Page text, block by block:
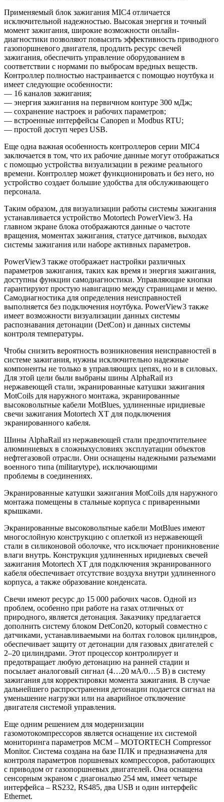
Применяемый блок зажигания MIC4 отличается
исключительной надежностью. Высокая энергия и точный
момент зажигания, широкие возможности онлайн-
диагностики позволяют повысить эффективность приводного
газопоршневого двигателя, продлить ресурс свечей
зажигания, обеспечить управление оборудованием в
соответствии с нормами по выбросам вредных веществ.
Контроллер полностью настраивается с помощью ноутбука и
имеет следующие особенности:
— 16 каналов зажигания;
— энергия зажигания на первичном контуре 300 мДж;
— сохранение настроек и рабочих параметров;
— встроенные интерфейсы Canopen и Modbus RTU;
— простой доступ через USB.
Еще одна важная особенность контроллеров серии MIC4
заключается в том, что их рабочие данные могут отображаться
с помощью устройства визуализации в режиме реального
времени. Контроллер может функционировать и без него, но
устройство создает большие удобства для обслуживающего
персонала.
Таким образом, для визуализации работы системы зажигания
устанавливается устройство Motortech PowerView3. На
главном экране блока отображаются данные о частоте
вращения, моментах зажигания, статусе датчиков, выходах
системы зажигания или наборе активных параметров.
PowerView3 также отображает настройки различных
параметров зажигания, таких как время и энергия зажигания,
доступны функции самодиагностики. Управляющие кнопки
гарантируют простую навигацию между страницами и меню.
Самодиагностика для определения неисправностей
выполняется без подключения ноутбука. PowerView3 также
имеет возможности визуализации данных системы
распознавания детонации (DetCon) и данных системы
контроля температуры.
Чтобы снизить вероятность возникновения неисправностей в
системе зажигания, нужны исключительно надежные
компоненты не только в управляющих цепях, но и в силовых.
Для этой цели были выбраны шины AlphaRail из
нержавеющей стали, экранированные катушки зажигания
MotCoils для наружного монтажа, экранированные
высоковольтные кабели MotBlues, удлиненные иридиевые
свечи зажигания Motоrtech XT для подключения
экранированного кабеля.
Шины AlphaRail из нержавеющей стали предпочтительнее
алюминиевых в сложныхусловиях эксплуатации объектов
нефтегазовой отрасли. Они оснащены надежными разъемами
военного типа (militarytype), исключающими
проблемы в соединениях.
Экранированные катушки зажигания MotCoils для наружного
монтажа помещены в стальные корпуса с приваренными
крышками.
Экранированные высоковольтные кабели MotBlues имеют
многослойную конструкцию с оплеткой из нержавеющей
стали в силиконовой оболочке, что исключает проникновение
влаги внутрь. Конструкция удлиненных иридиевых свечей
зажигания Motоrtech XT для подключения экранированного
кабеля обеспечивает отсутствие воздуха внутри удлиненного
корпуса, а также образование конденсата.
Свечи имеют ресурс до 15 000 рабочих часов. Одной из
проблем, особенно при работе на газах отличных от
природного, является детонация. Заказчику предлагается
дополнить систему блоком DetCon20, который совместно с
датчиками, устанавливаемыми на болтах головок цилиндров,
обеспечивает защиту от детонации для газовых двигателей с
2–20 цилиндрами. Этот процессор контролирует и
предотвращает любую детонацию на ранней стадии и
посылает аналоговый сигнал (4…20 мА/0…5 В) в систему
зажигания для корректировки момента зажигания. В случае
дальнейшего распространения детонации подается сигнал на
уменьшение нагрузки или на аварийное отключение
двигателя системой управления.
Еще одним решением для модернизации
газомотокомпрессоров является оснащение их системой
мониторинга параметров MCM – MOTORTECH Compressor
Monitor. Система создана на базе ПЛК и предназначена для
контроля параметров поршневых компрессоров, работающих
с приводом от газопоршневых двигателей. Она оснащена
сенсорным экраном с диагональю 254 мм, имеет четыре
интерфейса – RS232, RS485, два USB и один интерфейс
Ethernet.